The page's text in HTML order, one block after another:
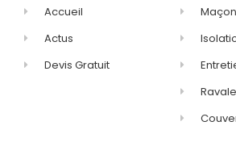
Accueil
Actus
Devis Gratuit